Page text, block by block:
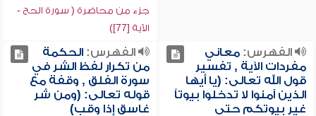
جزء من محاضرة ( سورة الحج -
الآية [77])
الفهرس:معاني
مفردات الآية , تفسير
قول الله تعالى: (يا أيها
الذين آمنوا لا تدخلوا بيوتاً
غير بيوتكم حتى
الفهرس:الحكمة
من تكرار لفظ الشر في
سورة الفلق , وقفة مع
قوله تعالى: (ومن شر
غاسق إذا وقب)